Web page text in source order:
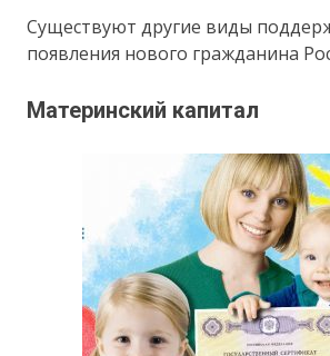
Существуют другие виды
появления нового гражданина
Материнский капитал